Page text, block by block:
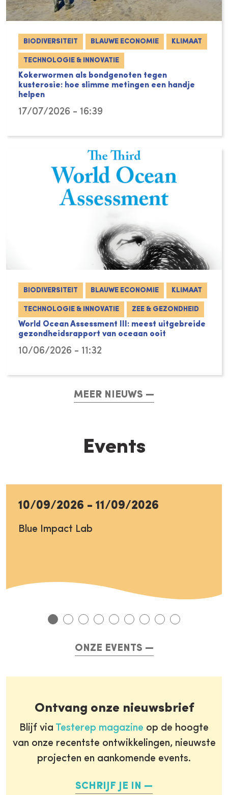
BIODIVERSITEIT BLAUWE ECONOMIE KLIMAAT
TECHNOLOGIE & INNOVATIE
Kokerwormen als bondgenoten tegen
kusterosie: hoe slimme metingen een handje
helpen
17/07/2026 - 16:39
BIODIVERSITEIT BLAUWE ECONOMIE KLIMAAT
TECHNOLOGIE & INNOVATIE ZEE & GEZONDHEID
World Ocean Assessment III: meest uitgebreide
gezondheidsrapport van oceaan ooit
10/06/2026 - 11:32
MEER NIEUWS
Events
10/09/2026 - 11/09/2026
Blue Impact Lab
ONZE EVENTS
Ontvang onze nieuwsbrief
Blijf via Testerep magazine op de hoogte
van onze recentste ontwikkelingen, nieuwste
projecten en aankomende events.
SCHRIJF JE IN